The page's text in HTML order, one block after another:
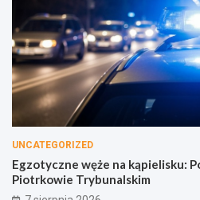
UNCATEGORIZED
Egzotyczne węże na kąpielisku:
Piotrkowie Trybunalskim